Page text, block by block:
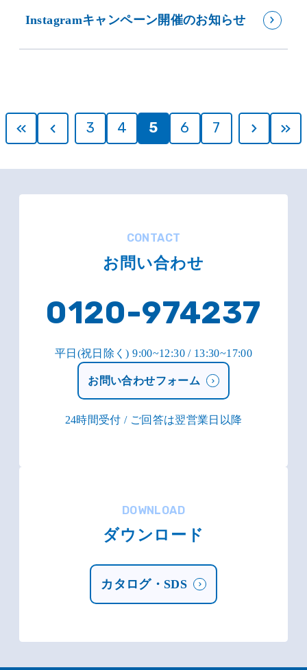
Instagramキャンペーン開催のお知らせ
3 4 5 6 7
CONTACT
お問い合わせ
0120-974237
平日(祝日除く) 9:00~12:30 / 13:30~17:00
お問い合わせフォーム
24時間受付 / ご回答は翌営業日以降
DOWNLOAD
ダウンロード
カタログ・SDS